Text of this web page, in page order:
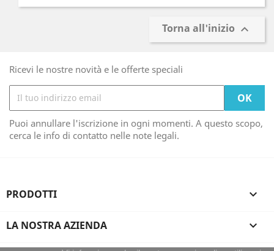
Torna all'inizio 
Ricevi le nostre novità e le offerte speciali
Puoi annullare l'iscrizione in ogni momenti. A questo scopo,
cerca le info di contatto nelle note legali.
PRODOTTI 
LA NOSTRA AZIENDA 